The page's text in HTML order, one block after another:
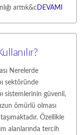
arttık&c DEVAMI
Nerelerde
sektöründe
sistemlerinin güvenli,
ömürlü olması
Özellikle
alanlarında tercih